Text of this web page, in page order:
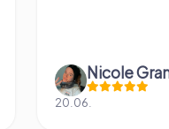
Nicole
20.06.